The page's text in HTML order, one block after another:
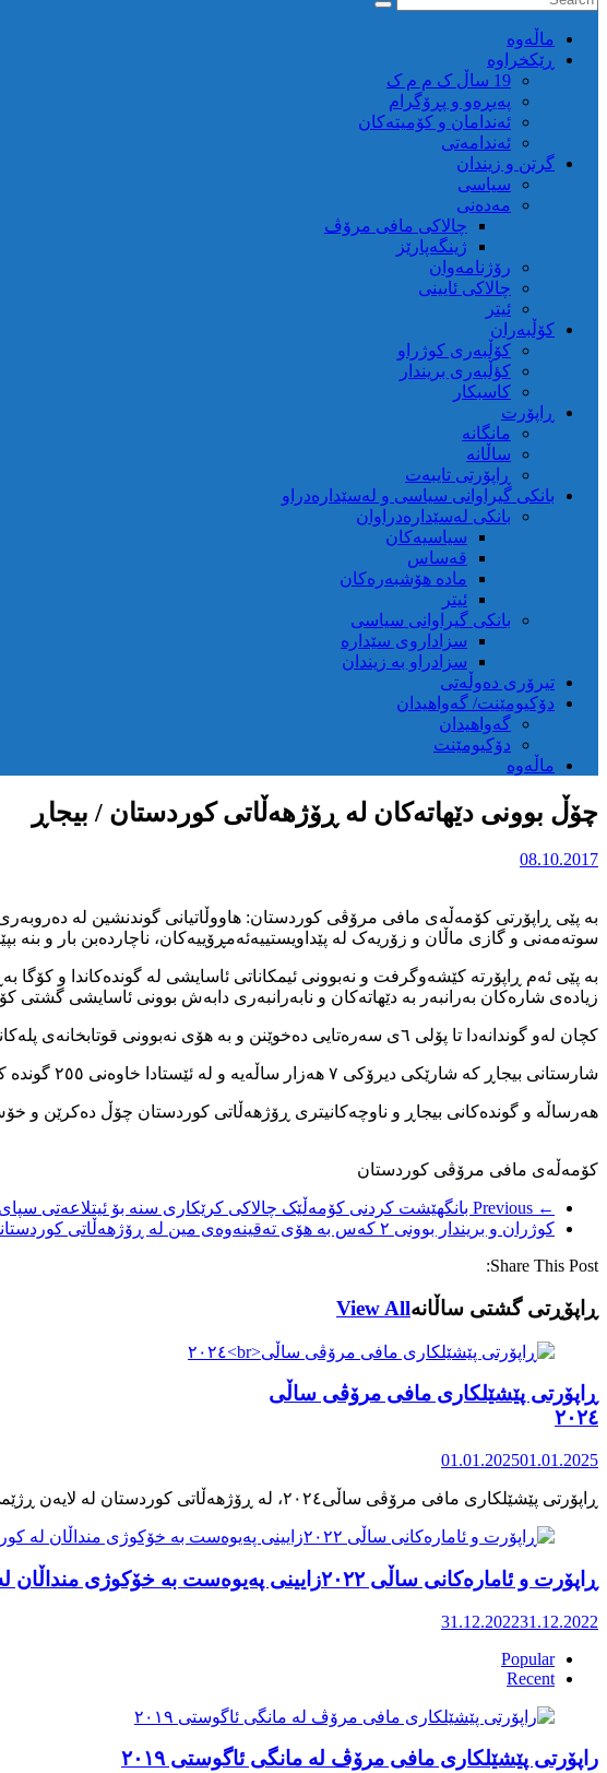
ماڵه‌وه‌
ڕێکخراوە
19 ساڵ ک م م ک
پەیڕەو و پڕۆگرام
ئەندامان و کۆمیتەکان
ئەندامەتی
گرتن و زیندان
سیاسی
مەدەنی
چالاکی مافی مرۆڤ
ژینگەپارێز
رۆژنامەوان
چالاکی ئایینی
ئیتر
کۆڵبەران
کۆڵبەری کوژراو
کؤڵبەری بریندار
کاسبکار
ڕاپۆرت
مانگانە
ساڵانە
ڕاپۆرتی تایبەت
بانکی گیراوانی سیاسی و لەسێدارەدراو
بانکی لەسێدارەدراوان
سیاسیەکان
قەساس
مادە هۆشبەرەکان
ئیتر
بانکی گیراوانی سیاسی
سزاداروی سێدارە
سزادراو بە زیندان
تیرۆری دەوڵەتی
دۆکیومێنت/ گەواهیدان
گەواهیدان
دۆکیومێنت
ماڵەوە
چۆڵ بوونی دێهاتەکان لە ڕۆژهەڵاتی کوردستان / بیجاڕ
08.10.2017
بە پێی ڕاپۆرتی کۆمەڵەی مافی مرۆڤی کوردستان: هاووڵاتیانی گوندنشین لە
سوتەمەنی و گازی ماڵان و زۆریەک لە پێداویستییەئەمڕۆییەکان، ناچاردەبن بار و بنە
بە پێی ئەم ڕاپۆرتە کێشەوگرفت و نەبوونی ئیمکاناتی ئاسایشی لە گوندەکاندا و
زیادەی شارەکان بەرانبەر بە دێهاتەکان و نابەرانبەری دابەش بوونی ئاسایشی گشتی
کچان لەو گوندانەدا تا پۆلی ٦ی سەرەتایی دەخوێنن و بە هۆی نەبوونی قوتابخانەی پلەکانی سەروەی سەرەتایی لە گوندەکادا.
شارستانی بیجاڕ کە شارێکی دیرۆکی ۷ هەزار ساڵەیە و لە ئێستادا خاوەنی ۲٥٥ گوندە کە بڕی ۲٥ گوندی چۆڵ کراوە.
هەرساڵە و گوندەکانی بیجاڕ و ناوچەکانیتری ڕۆژهەڵاتی کوردستان چۆڵ دەکرێن و
کۆمەڵەی مافی مرۆڤی کوردستان
← Previous
بانگهێشت کردنی کۆمەڵێک چالاکی کرێکاری سنە بۆ ئیتلاعەتی
کوژران و بریندار بوونی ۲ کەس بە هۆی تەقینەوەی مین لە ڕۆژهەڵاتی کوردستاندا
Share This Post:
ڕاپۆڕتی گشتی ساڵانهView All
ڕاپۆرتی پێشێلکاری مافی مرۆڤی ساڵی
٢٠٢٤
01.01.202501.01.2025
ڕاپۆرت و ئامارەکانی ساڵی ٢٠٢٢زایینی پەیوەست بە خۆکوژی منداڵان لە کوردستان
31.12.202231.12.2022
Popular
Recent
راپۆرتی پێشێلكاری مافی مرۆڤ له‌ مانگی ئاگوستی ٢٠١٩